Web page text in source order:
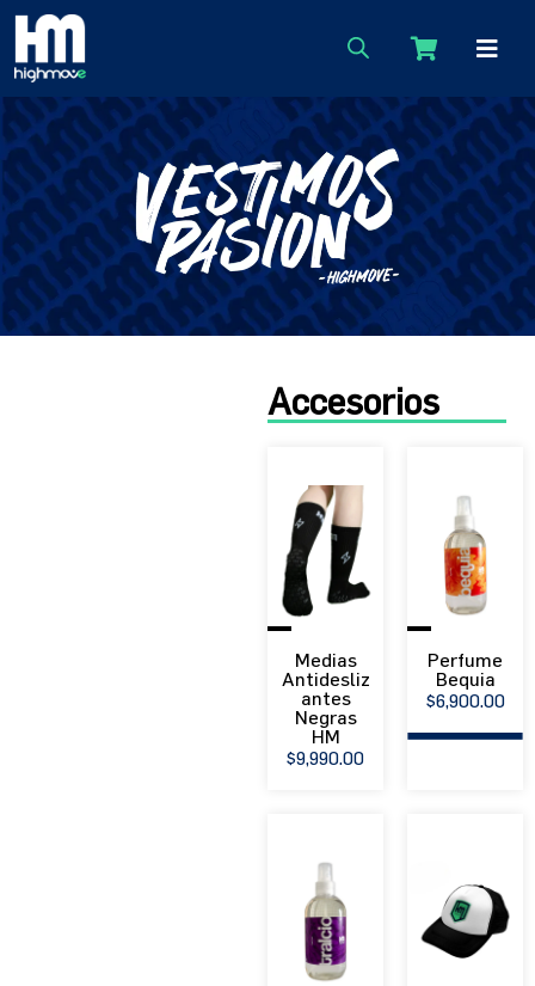
Accesorios
EXPLORAR
PRODUCTO
Medias
Antidesliz
antes
Negras
HM
$9,990.00
EXPLORAR
Perfume
Bequia
$6,900.00